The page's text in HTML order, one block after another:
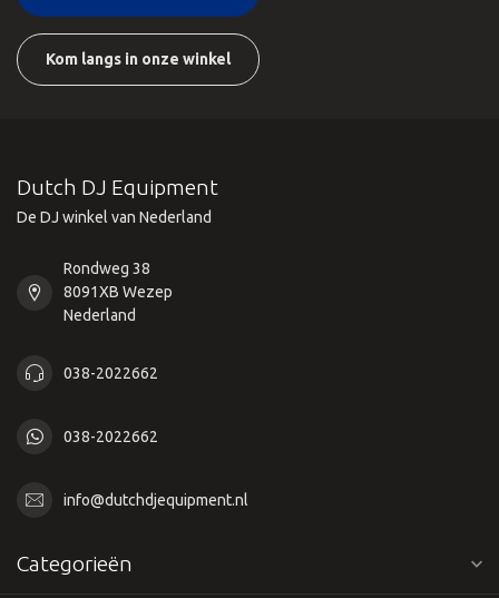
Kom langs in onze winkel
Dutch DJ Equipment
De DJ winkel van Nederland
Rondweg 38
8091XB Wezep
Nederland
038-2022662
038-2022662
info@dutchdjequipment.nl
Categorieën